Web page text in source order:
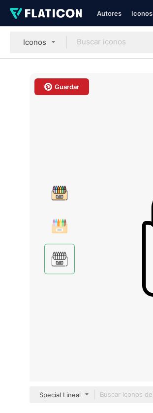
Autores Iconos
Iconos
Guardar
Special Lineal